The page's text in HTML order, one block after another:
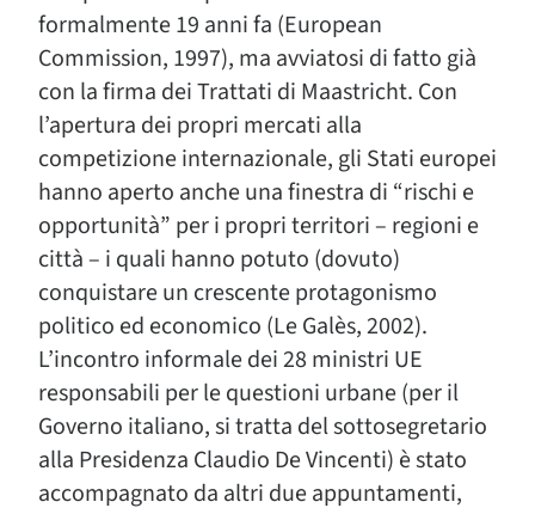
formalmente 19 anni fa (European
Commission, 1997), ma avviatosi di fatto già
con la firma dei Trattati di Maastricht. Con
l’apertura dei propri mercati alla
competizione internazionale, gli Stati europei
hanno aperto anche una finestra di “rischi e
opportunità” per i propri territori – regioni e
città – i quali hanno potuto (dovuto)
conquistare un crescente protagonismo
politico ed economico (Le Galès, 2002).
L’incontro informale dei 28 ministri UE
responsabili per le questioni urbane (per il
Governo italiano, si tratta del sottosegretario
alla Presidenza Claudio De Vincenti) è stato
accompagnato da altri due appuntamenti,